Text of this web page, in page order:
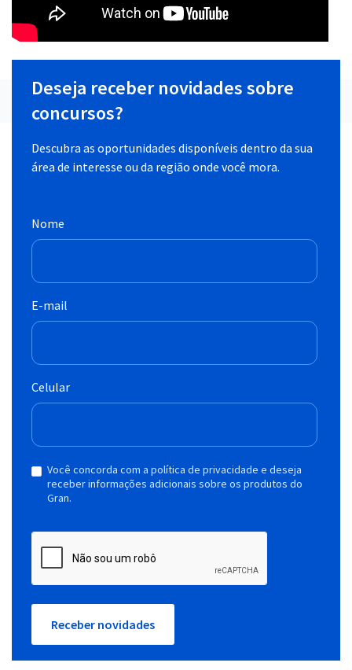
Deseja receber novidades sobre
concursos?
Descubra as oportunidades disponíveis dentro da sua
área de interesse ou da região onde você mora.
Nome
E-mail
Celular
Você concorda com a política de privacidade e deseja
receber informações adicionais sobre os produtos do
Gran.
Receber novidades